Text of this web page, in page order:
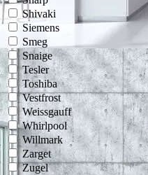
Shivaki
Siemens
Smeg
Snaige
Tesler
Toshiba
Vestfrost
Weissgauff
Whirlpool
Willmark
Zarget
Zugel